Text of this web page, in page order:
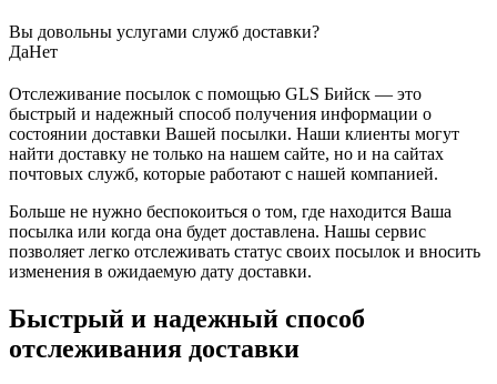
Вы довольны услугами служб доставки?
ДаНет
Отслеживание посылок с помощью GLS Бийск — это
быстрый и надежный способ получения информации о
состоянии доставки Вашей посылки. Наши клиенты могут
найти доставку не только на нашем сайте, но и на сайтах
почтовых служб, которые работают с нашей компанией.
Больше не нужно беспокоиться о том, где находится Ваша
посылка или когда она будет доставлена. Нашы сервис
позволяет легко отслеживать статус своих посылок и вносить
изменения в ожидаемую дату доставки.
Быстрый и надежный способ
отслеживания доставки